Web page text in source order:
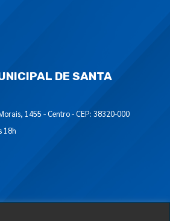
DE SANTA
1455 - Centro - CEP: 38320-000
18h